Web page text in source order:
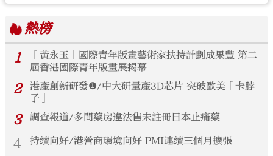
熱榜
1
「黃永玉」國際青年版畫藝術家扶持計劃成果豐 第二
屆香港國際青年版畫展揭幕
2
港產創新研發❶/中大研量產3D芯片 突破歐美「卡脖
子」
3 調查報道/多間藥房違法售未註冊日本止痛藥
4 持續向好/港營商環境向好 PMI連續三個月擴張